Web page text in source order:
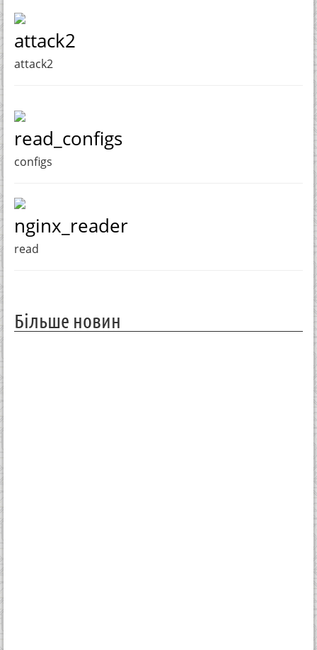
attack2
attack2
read_configs
configs
nginx_reader
read
Більше новин